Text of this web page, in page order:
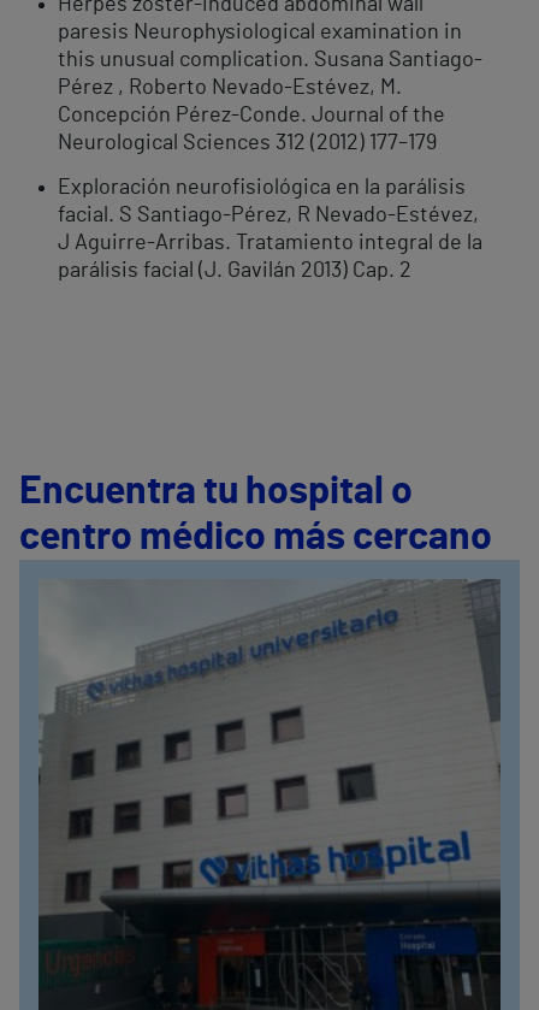
Herpes zoster-induced abdominal wall
paresis Neurophysiological examination in
this unusual complication. Susana Santiago-
Pérez , Roberto Nevado-Estévez, M.
Concepción Pérez-Conde. Journal of the
Neurological Sciences 312 (2012) 177–179
Exploración neurofisiológica en la parálisis
facial. S Santiago-Pérez, R Nevado-Estévez,
J Aguirre-Arribas. Tratamiento integral de la
parálisis facial (J. Gavilán 2013) Cap. 2
Encuentra tu hospital o
centro médico más cercano